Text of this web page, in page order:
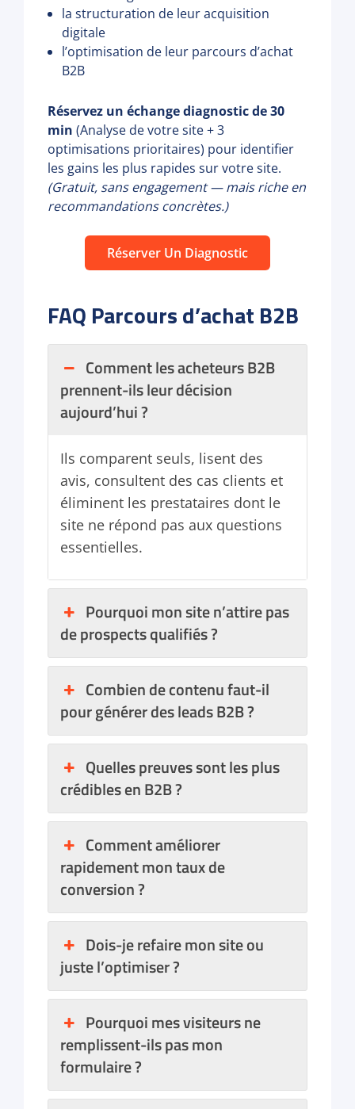
la structuration de leur acquisition
digitale
l’optimisation de leur parcours d’achat
B2B
Réservez un échange diagnostic de 30
min (Analyse de votre site + 3
optimisations prioritaires) pour identifier
les gains les plus rapides sur votre site.
(Gratuit, sans engagement — mais riche en
recommandations concrètes.)
Réserver Un Diagnostic
FAQ Parcours d’achat B2B
Comment les acheteurs B2B
prennent-ils leur décision
aujourd’hui ?
Ils comparent seuls, lisent des
avis, consultent des cas clients et
éliminent les prestataires dont le
site ne répond pas aux questions
essentielles.
Pourquoi mon site n’attire pas
de prospects qualifiés ?
Combien de contenu faut-il
pour générer des leads B2B ?
Quelles preuves sont les plus
crédibles en B2B ?
Comment améliorer
rapidement mon taux de
conversion ?
Dois-je refaire mon site ou
juste l’optimiser ?
Pourquoi mes visiteurs ne
remplissent-ils pas mon
formulaire ?